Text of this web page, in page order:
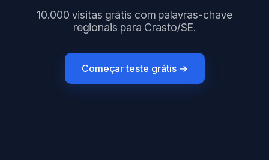
10.000 visitas grátis com palavras-chave
regionais para Crasto/SE.
Começar teste grátis →